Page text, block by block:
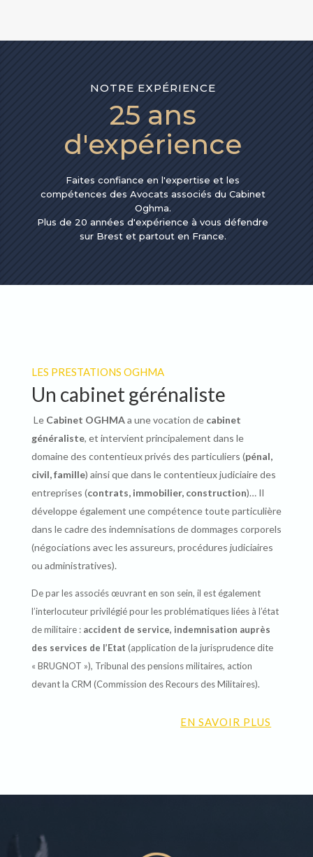
NOTRE EXPÉRIENCE
25 ans
d'expérience
Faites confiance en l'expertise et les
compétences des Avocats associés du Cabinet
Oghma.
Plus de 20 années d'expérience à vous défendre
sur Brest et partout en France.
LES PRESTATIONS OGHMA
Un cabinet gérénaliste
Le Cabinet OGHMAa une vocation de cabinet
généraliste, et intervient principalement dans le
domaine des contentieux privés des particuliers (pénal,
civil, famille) ainsi que dans le contentieux judiciaire des
entreprises (contrats, immobilier, construction)… Il
développe également une compétence toute particulière
dans le cadre des indemnisations de dommages corporels
(négociations avec les assureurs, procédures judiciaires
ou administratives).
De par les associés œuvrant en son sein, il est également
l’interlocuteur privilégié pour les problématiques liées à l’état
de militaire : accident de service, indemnisation auprès
des services de l’Etat (application de la jurisprudence dite
« BRUGNOT »), Tribunal des pensions militaires, action
devant la CRM (Commission des Recours des Militaires).
EN SAVOIR PLUS